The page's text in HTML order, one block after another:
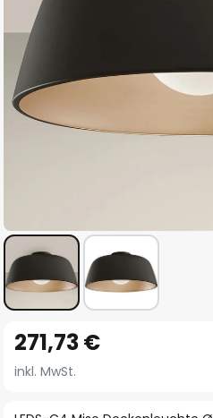
Anfang
der
271,73 €
inkl. MwSt.